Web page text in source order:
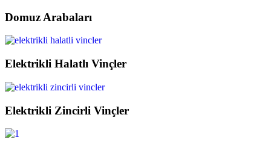
Domuz Arabaları
Elektrikli Halatlı Vinçler
Elektrikli Zincirli Vinçler